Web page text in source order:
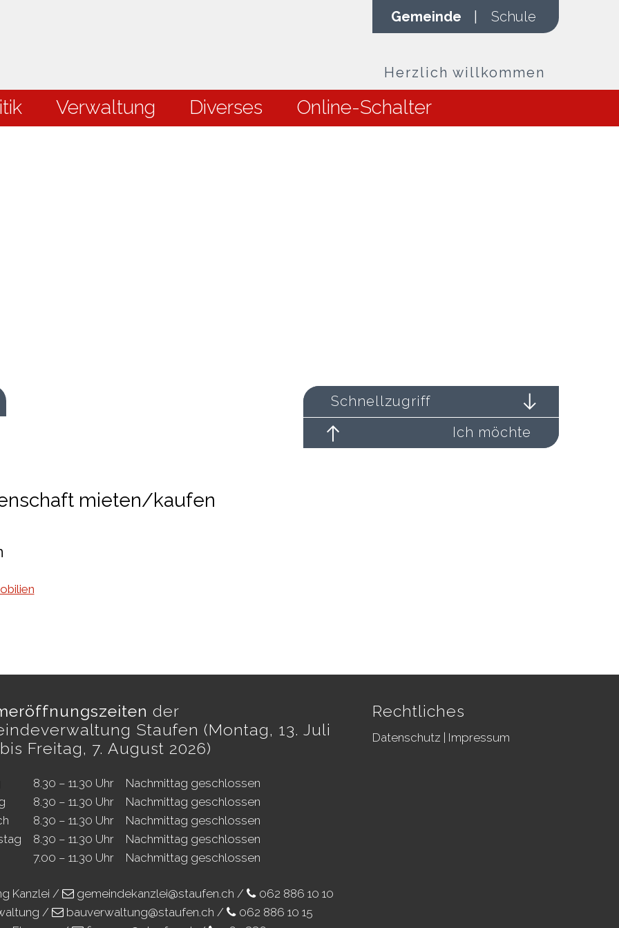
Gemeinde Schule
Herzlich willkommen
Verwaltung Diverses Online-Schalter
Schnellzugriff
Ich möchte
mieten/kaufen
der
Staufen (Montag, 13. Juli
Freitag, 7. August 2026)
8.30 – 11.30 Uhr
Nachmittag geschlossen
8.30 – 11.30 Uhr
Nachmittag geschlossen
8.30 – 11.30 Uhr
Nachmittag geschlossen
8.30 – 11.30 Uhr
Nachmittag geschlossen
7.00 – 11.30 Uhr Nachmittag geschlossen
Kanzlei / gemeindekanzlei@staufen.ch /
062 886 10 10
/
bauverwaltung@staufen.ch /
062 886 10 15
Rechtliches
Datenschutz | Impressum